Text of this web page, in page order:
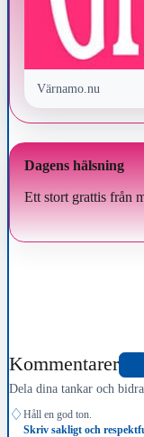
Värnamo.nu
Dagens hälsning
Ett stort grattis från
Kommentarer
Dela dina tankar och
♢ Håll en god ton.
Skriv sakligt och